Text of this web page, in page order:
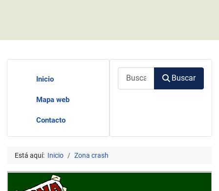
Inicio
Mapa web
Contacto
Buscar
Está aquí: Inicio Zona crash